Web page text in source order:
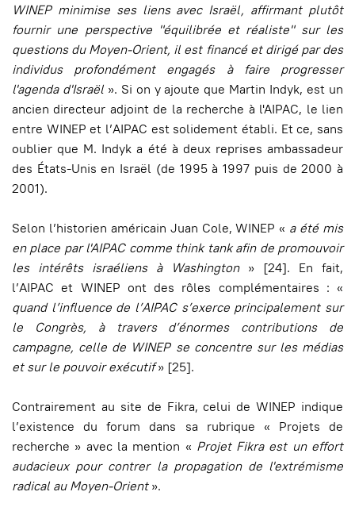
WINEP minimise ses liens avec Israël, affirmant plutôt
fournir une perspective "équilibrée et réaliste" sur les
questions du Moyen-Orient, il est financé et dirigé par des
individus profondément engagés à faire progresser
l'agenda d'Israël». Si on y ajoute que Martin Indyk, est un
ancien directeur adjoint de la recherche à l'AIPAC, le lien
entre WINEP et l’AIPAC est solidement établi. Et ce, sans
oublier que M. Indyk a été à deux reprises ambassadeur
des États-Unis en Israël (de 1995 à 1997 puis de 2000 à
2001).
Selon l’historien américain Juan Cole, WINEP « a été mis
en place par l'AIPAC comme think tank afin de promouvoir
les intérêts israéliens à Washington» [24]. En fait,
l’AIPAC et WINEP ont des rôles complémentaires : «
quand l’influence de l’AIPAC s’exerce principalement sur
le Congrès, à travers d’énormes contributions de
campagne, celle de WINEP se concentre sur les médias
et sur le pouvoir exécutif» [25].
Contrairement au site de Fikra, celui de WINEP indique
l’existence du forum dans sa rubrique « Projets de
recherche » avec la mention « Projet Fikra est un effort
audacieux pour contrer la propagation de l'extrémisme
radical au Moyen-Orient».